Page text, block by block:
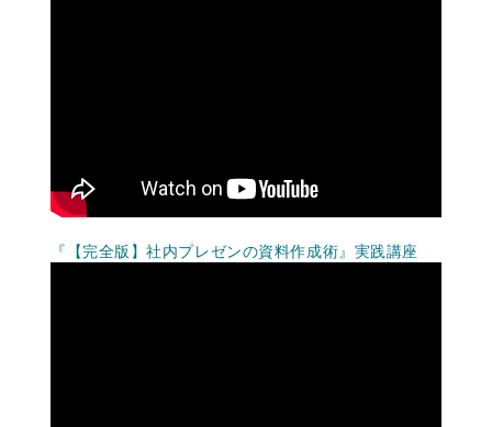
『【完全版】社内プレゼンの資料作成術』実践講座